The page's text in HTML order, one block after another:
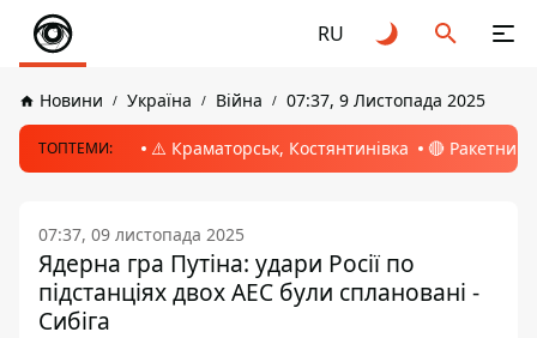
RU
Новини Україна Війна 07:37, 9 Листопада 2025
ТОПТЕМИ: ⚠️ Краматорськ, Костянтинівка 🔴 Ракетний
07:37, 09 листопада 2025
Ядерна гра Путіна: удари Росії по
підстанціях двох АЕС були сплановані -
Сибіга